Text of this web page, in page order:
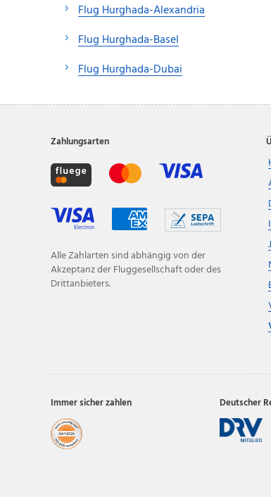
Flug Hurghada-Alexandria
Flug Hurghada-Basel
Flug Hurghada-Dubai